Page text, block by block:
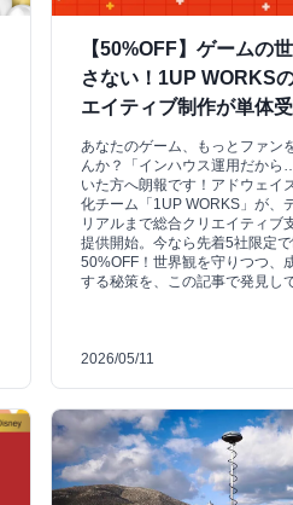
【50%OFF】ゲームの
さない！1UP WORKS
エイティブ制作が単体
あなたのゲーム、もっとファン
んか？「インハウス運用だから
いた方へ朗報です！アドウェイ
化チーム「1UP WORKS」が、
リアルまで総合クリエイティブ
提供開始。今なら先着5社限定
50%OFF！世界観を守りつつ、
する秘策を、この記事で発見し
2026/05/11